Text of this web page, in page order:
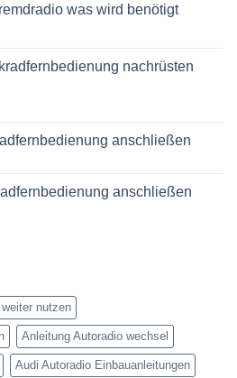
was wird benötigt
Passat
nachrüsten
Fusion
anschließen
anschließen
nutzen
Anleitung Autoradio wechsel
Audi Autoradio Einbauanleitungen